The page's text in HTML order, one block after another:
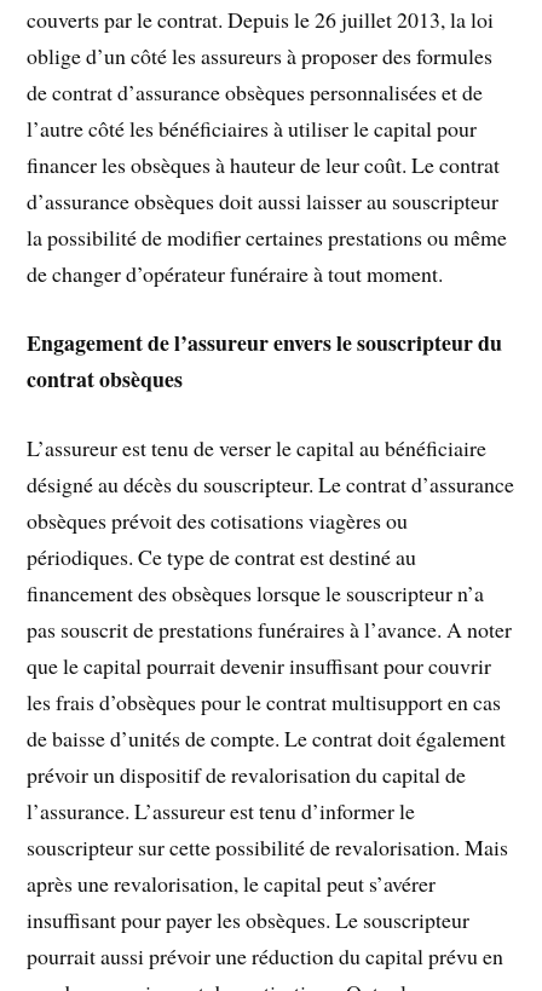
couverts par le contrat. Depuis le 26 juillet 2013, la loi
oblige d’un côté les assureurs à proposer des formules
de contrat d’assurance obsèques personnalisées et de
l’autre côté les bénéficiaires à utiliser le capital pour
financer les obsèques à hauteur de leur coût. Le contrat
d’assurance obsèques doit aussi laisser au souscripteur
la possibilité de modifier certaines prestations ou même
de changer d’opérateur funéraire à tout moment.
Engagement de l’assureur envers le souscripteur du
contrat obsèques
L’assureur est tenu de verser le capital au bénéficiaire
désigné au décès du souscripteur. Le contrat d’assurance
obsèques prévoit des cotisations viagères ou
périodiques. Ce type de contrat est destiné au
financement des obsèques lorsque le souscripteur n’a
pas souscrit de prestations funéraires à l’avance. A noter
que le capital pourrait devenir insuffisant pour couvrir
les frais d’obsèques pour le contrat multisupport en cas
de baisse d’unités de compte. Le contrat doit également
prévoir un dispositif de revalorisation du capital de
l’assurance. L’assureur est tenu d’informer le
souscripteur sur cette possibilité de revalorisation. Mais
après une revalorisation, le capital peut s’avérer
insuffisant pour payer les obsèques. Le souscripteur
pourrait aussi prévoir une réduction du capital prévu en